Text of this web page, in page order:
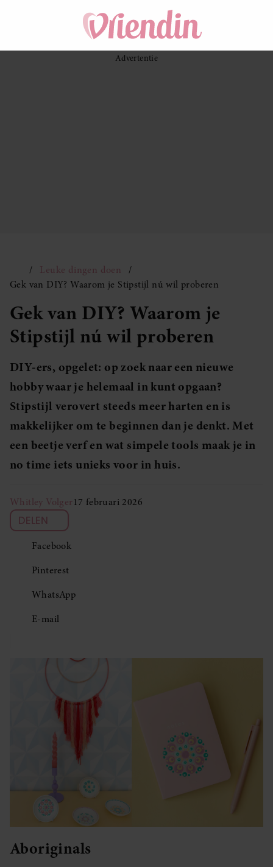
Leuke dingen doen
Gek van DIY? Waarom je Stipstijl nú wil proberen
Gek van DIY? Waarom je
Stipstijl nú wil proberen
DIY-ers, opgelet: op zoek naar een nieuwe
hobby waar je helemaal in kunt opgaan?
Stipstijl verovert steeds meer harten en is
makkelijker om te beginnen dan je denkt. Met
een beetje verf en wat simpele tools maak je in
no time iets unieks voor in huis.
Whitley Volger17 februari 2026
DELEN
Facebook
Pinterest
WhatsApp
E-mail
Aboriginals